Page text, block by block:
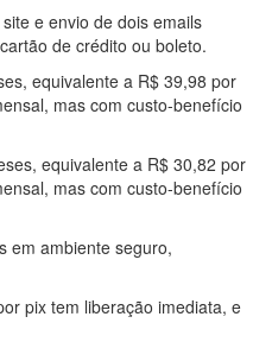
e envio de dois emails
de crédito ou boleto.
equivalente a R$ 39,98 por
mas com custo-benefício
equivalente a R$ 30,82 por
mas com custo-benefício
em ambiente seguro,
pix tem liberação imediata, e